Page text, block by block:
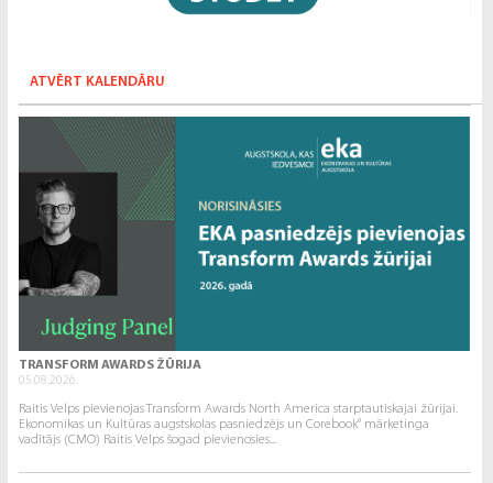
ATVĒRT KALENDĀRU
TRANSFORM AWARDS ŽŪRIJA
05.08.2026.
Raitis Velps pievienojas Transform Awards North America starptautiskajai žūrijai.
Ekonomikas un Kultūras augstskolas pasniedzējs un Corebook° mārketinga
vadītājs (CMO) Raitis Velps šogad pievienosies...